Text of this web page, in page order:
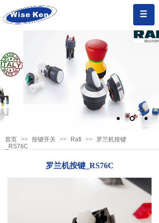
首页 >> 按键开关 >> Rafi >>
罗兰机按键
_RS76C
罗兰机按键_RS76C